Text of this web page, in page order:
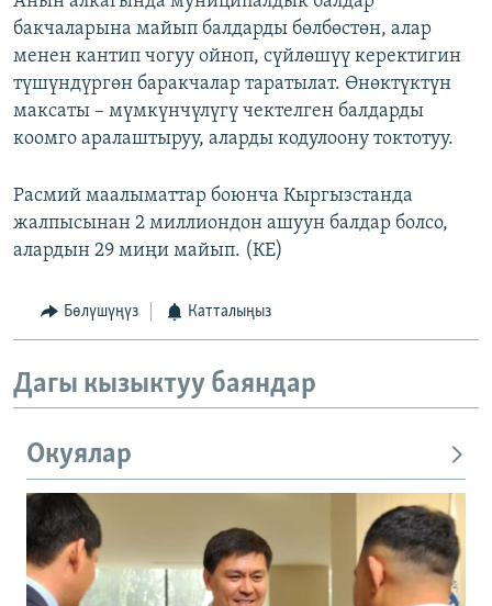
бакчаларына майып балдарды бөлбөстөн, алар
менен кантип чогуу ойноп, сүйлөшүү керектигин
түшүндүргөн баракчалар таратылат. Өнөктүктүн
максаты – мүмкүнчүлүгү чектелген балдарды
коомго аралаштыруу, аларды кодулоону токтотуу.
Расмий маалыматтар боюнча Кыргызстанда
жалпысынан 2 миллиондон ашуун балдар болсо,
алардын 29 миңи майып. (КЕ)
Бөлүшүңүз Катталыңыз
Дагы кызыктуу баяндар
Окуялар